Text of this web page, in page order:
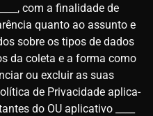
com a finalidade de
quanto ao assunto e
sobre os tipos de dados
da coleta e a forma como
ou excluir as suas
de Privacidade aplica-
do OU aplicativo ____